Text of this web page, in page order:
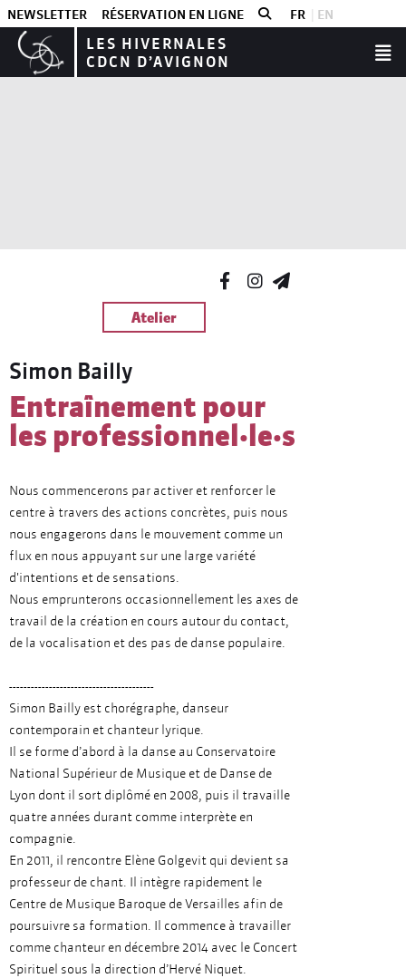
NEWSLETTER RÉSERVATION EN LIGNE FR EN
LES HIVERNALES
CDCN D’AVIGNON
Atelier
Simon Bailly
Entraînement pour
les professionnel·le·s
Nous commencerons par activer et renforcer le
centre à travers des actions concrètes, puis nous
nous engagerons dans le mouvement comme un
flux en nous appuyant sur une large variété
d'intentions et de sensations.
Nous emprunterons occasionnellement les axes de
travail de la création en cours autour du contact,
de la vocalisation et des pas de danse populaire.
----------------------------------------
Simon Bailly est chorégraphe, danseur
contemporain et chanteur lyrique.
Il se forme d’abord à la danse au Conservatoire
National Supérieur de Musique et de Danse de
Lyon dont il sort diplômé en 2008, puis il travaille
quatre années durant comme interprète en
compagnie.
En 2011, il rencontre Elène Golgevit qui devient sa
professeur de chant. Il intègre rapidement le
Centre de Musique Baroque de Versailles afin de
poursuivre sa formation. Il commence à travailler
comme chanteur en décembre 2014 avec le Concert
Spirituel sous la direction d’Hervé Niquet.